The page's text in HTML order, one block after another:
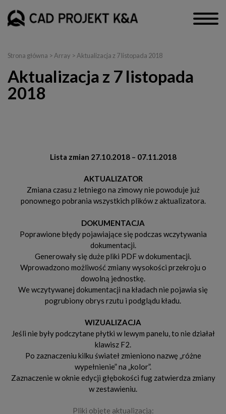
Strona główna > Array > Aktualizacja z 7 listopada 2018
Aktualizacja z 7 listopada
2018
Lista zmian 27.10.2018 – 07.11.2018
AKTUALIZATOR
Zmiana czasu z letniego na zimowy nie powoduje już
ponownego pobrania wszystkich plików z aktualizatora.
DOKUMENTACJA
Poprawione błędy pojawiające się podczas wczytywania
dokumentacji.
Generowały się duże pliki PDF w dokumentacji.
Wprowadzono możliwość zmiany wysokości przekroju o
dowolną jednostkę.
We wczytywanej dokumentacji na kładach nie pojawia się
pogrubiony obrys rzutu i podglądu kładu.
WIZUALIZACJA
Jeśli nie były podczytane płytki w lewym panelu, to nie działał
klawisz F2.
Po zaznaczeniu kilku świateł zmieniono nazwę „różne
wypełnienie” na „kolor”.
Zaznaczenie w oknie edycji głębokości fug zatwierdza zmiany
w zestawieniu.
Pliki objęte aktualizacją: